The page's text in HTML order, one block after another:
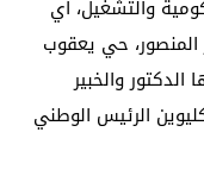
والتشغيل، أي
المنصور، حي يعقوب
والخبير
الرئيس الوطني